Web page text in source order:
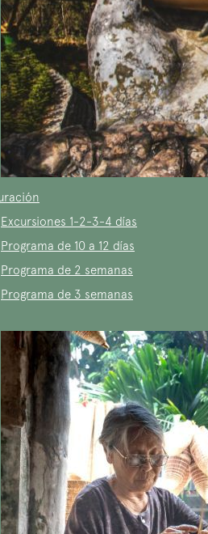
Excursiones 1-2-3-4 días
Programa de 10 a 12 días
Programa de 2 semanas
Programa de 3 semanas
cilantro
Pho)
albahaca tailandesa,
brotes de soja, etc.
terrones, sal, polvo de
pho
giavichinsu)